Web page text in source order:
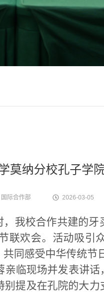
莫纳分校孔子学
际合作部 2026-03-05
，我校合作共建的
联欢会。活动吸引
同感受中华传统节
亲临现场并发表讲
提及在孔院的大